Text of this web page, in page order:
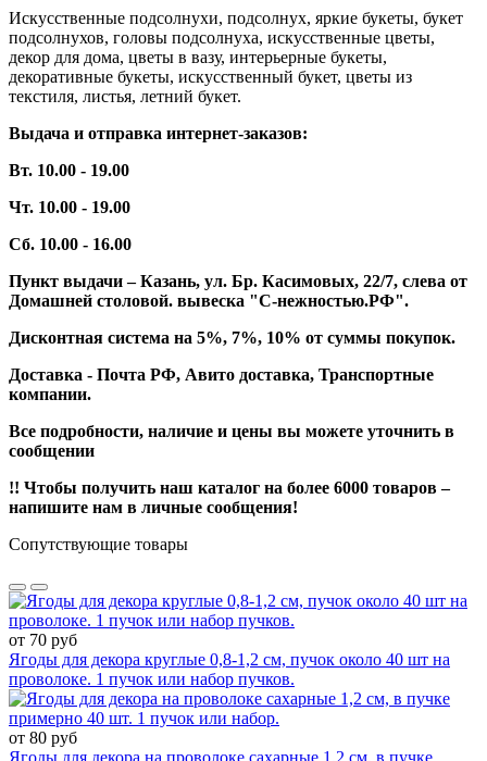
Искусственные подсолнухи, подсолнух, яркие букеты, букет
подсолнухов, головы подсолнуха, искусственные цветы,
декор для дома, цветы в вазу, интерьерные букеты,
декоративные букеты, искусственный букет, цветы из
текстиля, листья, летний букет.
Выдача и отправка интернет-заказов:
Вт. 10.00 - 19.00
Чт. 10.00 - 19.00
Сб. 10.00 - 16.00
Пункт выдачи – Казань, ул. Бр. Касимовых, 22/7, слева от
Домашней столовой. вывеска "С-нежностью.РФ".
Дисконтная система на 5%, 7%, 10% от суммы покупок.
Доставка - Почта РФ, Авито доставка, Транспортные
компании.
Все подробности, наличие и цены вы можете уточнить в
сообщении
!! Чтобы получить наш каталог на более 6000 товаров –
напишите нам в личные сообщения!
Сопутствующие товары
от 70 руб
Ягоды для декора круглые 0,8-1,2 см, пучок около 40 шт на
проволоке. 1 пучок или набор пучков.
от 80 руб
Ягоды для декора на проволоке сахарные 1,2 см, в пучке